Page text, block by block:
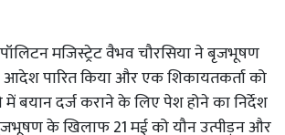
मजिस्ट्रेट वैभव चौरसिया ने बृजभूषण
पारित किया और एक शिकायतकर्ता को
बयान दर्ज कराने के लिए पेश होने का निर्देश
के खिलाफ 21 मई को यौन उत्पीड़न और